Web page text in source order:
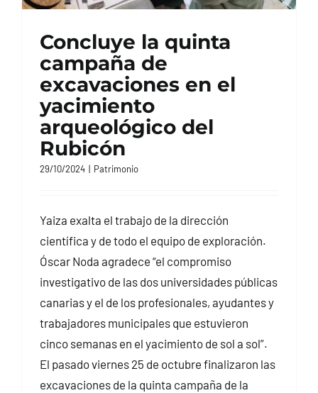
Concluye la quinta
campaña de
excavaciones en el
yacimiento
arqueológico del
Rubicón
29/10/2024 | Patrimonio
Yaiza exalta el trabajo de la dirección
científica y de todo el equipo de exploración.
Óscar Noda agradece “el compromiso
investigativo de las dos universidades públicas
canarias y el de los profesionales, ayudantes y
trabajadores municipales que estuvieron
cinco semanas en el yacimiento de sol a sol”.
El pasado viernes 25 de octubre finalizaron las
excavaciones de la quinta campaña de la